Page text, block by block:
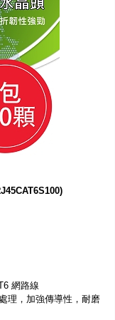
網路線
理，加強傳導性，耐磨